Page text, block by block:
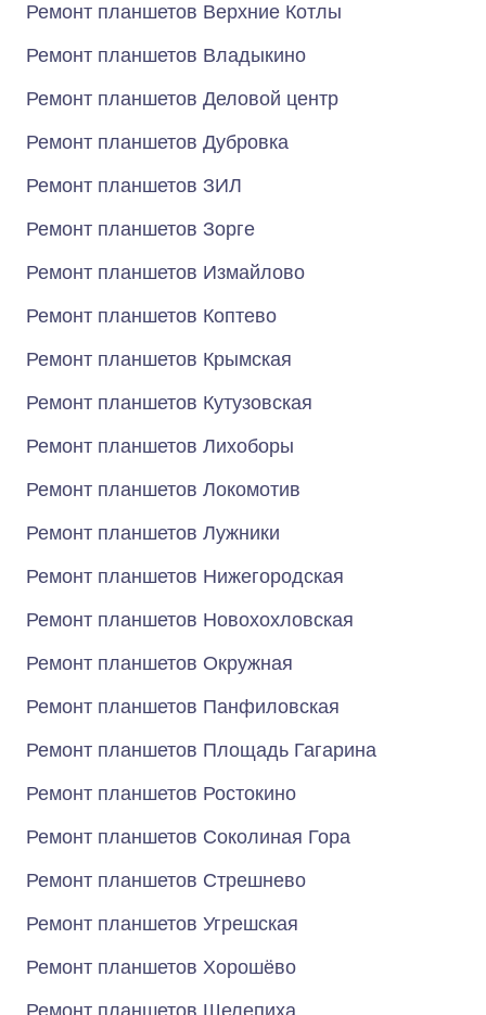
Ремонт планшетов Верхние Котлы
Ремонт планшетов Владыкино
Ремонт планшетов Деловой центр
Ремонт планшетов Дубровка
Ремонт планшетов ЗИЛ
Ремонт планшетов Зорге
Ремонт планшетов Измайлово
Ремонт планшетов Коптево
Ремонт планшетов Крымская
Ремонт планшетов Кутузовская
Ремонт планшетов Лихоборы
Ремонт планшетов Локомотив
Ремонт планшетов Лужники
Ремонт планшетов Нижегородская
Ремонт планшетов Новохохловская
Ремонт планшетов Окружная
Ремонт планшетов Панфиловская
Ремонт планшетов Площадь Гагарина
Ремонт планшетов Ростокино
Ремонт планшетов Соколиная Гора
Ремонт планшетов Стрешнево
Ремонт планшетов Угрешская
Ремонт планшетов Хорошёво
Ремонт планшетов Шелепиха